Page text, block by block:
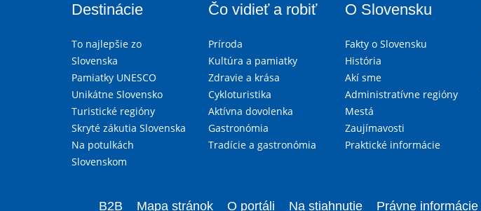
Destinácie
To najlepšie zo
Slovenska
Pamiatky UNESCO
Unikátne Slovensko
Turistické regióny
Skryté zákutia Slovenska
Na potulkách
Slovenskom
Čo vidieť a robiť
Príroda
Kultúra a pamiatky
Zdravie a krása
Cykloturistika
Aktívna dovolenka
Gastronómia
Tradície a gastronómia
O Slovensku
Fakty o Slovensku
História
Akí sme
Administratívne regióny
Mestá
Zaujímavosti
Praktické informácie
B2B Mapa stránok O portáli Na stiahnutie Právne informácie